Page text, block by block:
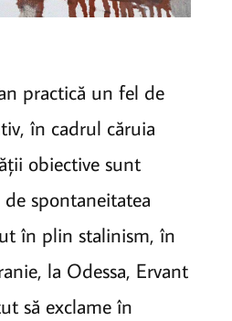
practică un fel de
în cadrul căruia
obiective sunt
spontaneitatea
în plin stalinism, în
la Odessa, Ervant
să exclame în